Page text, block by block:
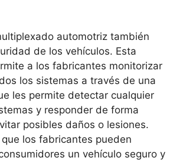
automotriz también
de los vehículos. Esta
a los fabricantes monitorizar
los sistemas a través de una
les permite detectar cualquier
y responder de forma
posibles daños o lesiones.
los fabricantes pueden
un vehículo seguro y